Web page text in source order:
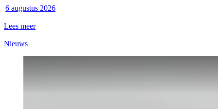
6 augustus 2026
Lees meer
Nieuws